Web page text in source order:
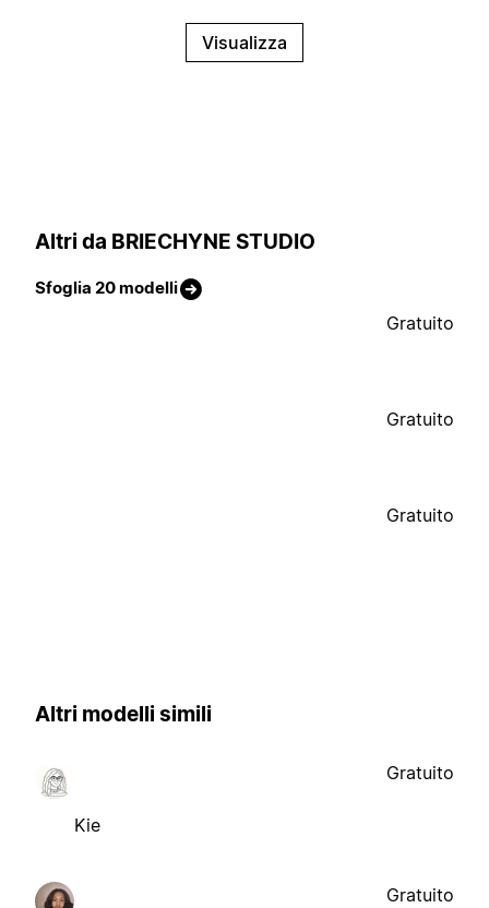
Visualizza
Altri da BRIECHYNE STUDIO
Sfoglia 20 modelli
Gratuito
Gratuito
Gratuito
Altri modelli simili
Kie
Gratuito
Gratuito